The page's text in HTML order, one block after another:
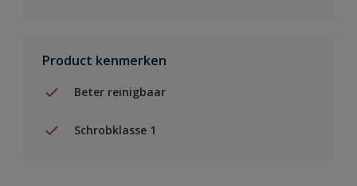
Product kenmerken
Beter reinigbaar
Schrobklasse 1